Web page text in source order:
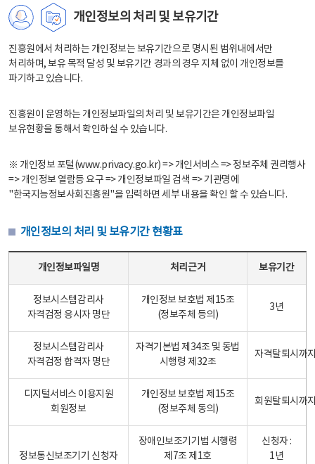
개인정보의 처리 및 보유기간
진흥원에서 처리하는 개인정보는 보유기간으로 명시된 범위내에서만
처리하며, 보유 목적 달성 및 보유기간 경과의 경우 지체 없이 개인정보를
파기하고 있습니다.
진흥원이 운영하는 개인정보파일의 처리 및 보유기간은 개인정보파일
보유현황을 통해서 확인하실 수 있습니다.
※ 개인정보 포털(www.privacy.go.kr) => 개인서비스 => 정보주체 권리행사
=> 개인정보 열람등 요구 => 개인정보파일 검색 => 기관명에
"한국지능정보사회진흥원"을 입력하면 세부 내용을 확인 할 수 있습니다.
개인정보의 처리 및 보유기간 현황표
개인정보파일명 처리근거 보유기간
정보시스템감리사
자격검정 응시자 명단
개인정보 보호법 제15조
(정보주체 등의)
3년
정보시스템감리사
자격검정 합격자 명단
자격기본법 제34조 및 동법
시행령 제32조
자격탈퇴시까
디지털서비스 이용지원
회원정보
개인정보 보호법 제15조
(정보주체 동의)
회원탈퇴시까
정보통신보조기기 신청자
장애인보조기기법 시행령
제7조 제1호
신청자 :
1년